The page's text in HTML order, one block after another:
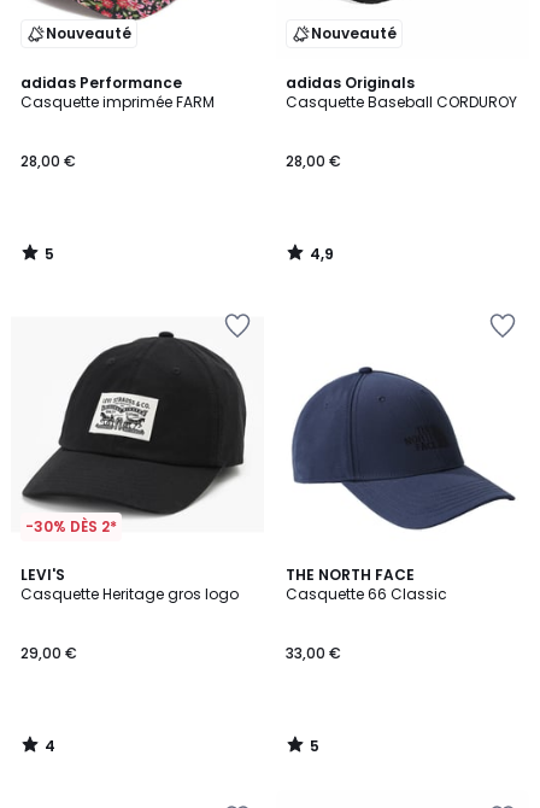
Nouveauté
adidas Performance
Casquette imprimée FARM
28,00 €
5
/
5
/
Nouveauté
adidas Originals
Casquette Baseball CORDUROY
28,00 €
4,9
/ 5
4,9
/
-30% DÈS 2*
LEVI'S
Casquette Heritage gros logo
29,00 €
4
/
4
/
THE NORTH FACE
Casquette 66 Classic
33,00 €
5
/
5
/